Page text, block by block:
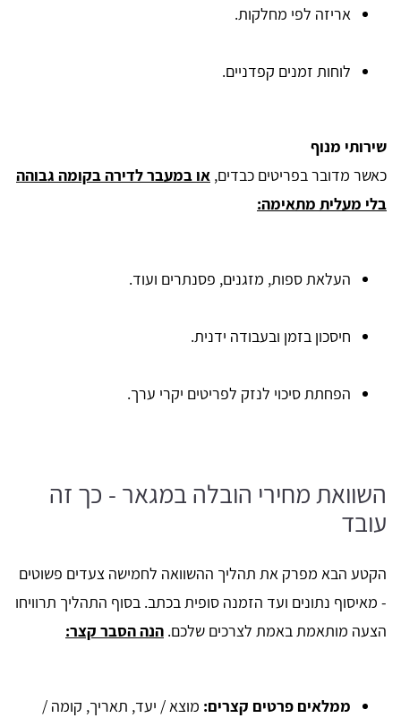
אריזה לפי מחלקות.
לוחות זמנים קפדניים.
שירותי מנוף
כאשר מדובר בפריטים כבדים, או במעבר לדירה בקומה גבוהה
בלי מעלית מתאימה:
העלאת ספות, מזגנים, פסנתרים ועוד.
חיסכון בזמן ובעבודה ידנית.
הפחתת סיכוי לנזק לפריטים יקרי ערך.
השוואת מחירי הובלה במגאר - כך זה
עובד
הקטע הבא מפרק את תהליך ההשוואה לחמישה צעדים פשוטים
- מאיסוף נתונים ועד הזמנה סופית בכתב. בסוף התהליך תרוויחו
הצעה מותאמת באמת לצרכים שלכם. הנה הסבר קצר:
ממלאים פרטים קצרים: מוצא / יעד, תאריך, קומה /